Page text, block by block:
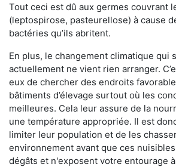
Tout ceci est dû aux germes couvrant
(leptospirose, pasteurellose) à cause
bactéries qu’ils abritent.
En plus, le changement climatique qui
actuellement ne vient rien arranger.
eux de chercher des endroits
bâtiments d’élevage surtout où les
meilleures. Cela leur assure de la
une température appropriée. Il est
limiter leur population et de les
environnement avant que ces
dégâts et n'exposent votre entourage